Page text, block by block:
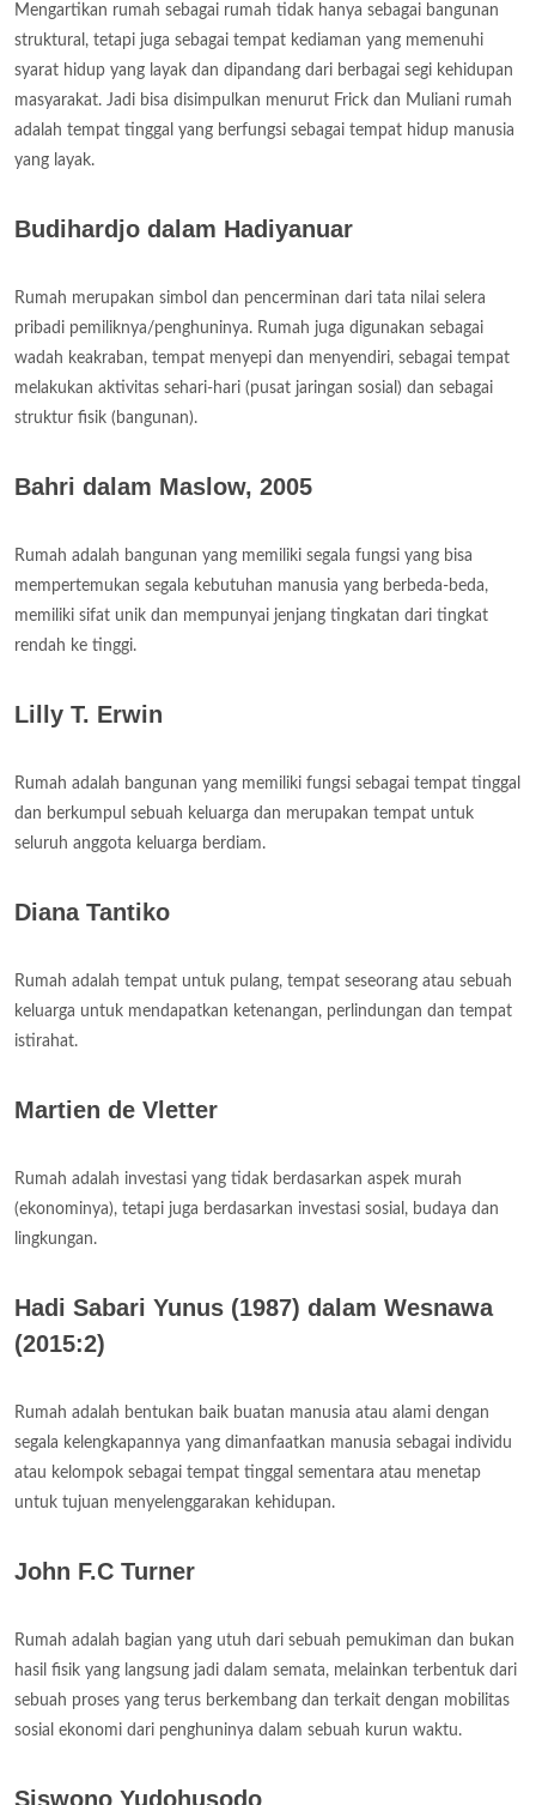
Mengartikan rumah sebagai rumah tidak hanya sebagai bangunan
struktural, tetapi juga sebagai tempat kediaman yang memenuhi
syarat hidup yang layak dan dipandang dari berbagai segi kehidupan
masyarakat. Jadi bisa disimpulkan menurut Frick dan Muliani rumah
adalah tempat tinggal yang berfungsi sebagai tempat hidup manusia
yang layak.
Budihardjo dalam Hadiyanuar
Rumah merupakan simbol dan pencerminan dari tata nilai selera
pribadi pemiliknya/penghuninya. Rumah juga digunakan sebagai
wadah keakraban, tempat menyepi dan menyendiri, sebagai tempat
melakukan aktivitas sehari-hari (pusat jaringan sosial) dan sebagai
struktur fisik (bangunan).
Bahri dalam Maslow, 2005
Rumah adalah bangunan yang memiliki segala fungsi yang bisa
mempertemukan segala kebutuhan manusia yang berbeda-beda,
memiliki sifat unik dan mempunyai jenjang tingkatan dari tingkat
rendah ke tinggi.
Lilly T. Erwin
Rumah adalah bangunan yang memiliki fungsi sebagai tempat tinggal
dan berkumpul sebuah keluarga dan merupakan tempat untuk
seluruh anggota keluarga berdiam.
Diana Tantiko
Rumah adalah tempat untuk pulang, tempat seseorang atau sebuah
keluarga untuk mendapatkan ketenangan, perlindungan dan tempat
istirahat.
Martien de Vletter
Rumah adalah investasi yang tidak berdasarkan aspek murah
(ekonominya), tetapi juga berdasarkan investasi sosial, budaya dan
lingkungan.
Hadi Sabari Yunus (1987) dalam Wesnawa
(2015:2)
Rumah adalah bentukan baik buatan manusia atau alami dengan
segala kelengkapannya yang dimanfaatkan manusia sebagai individu
atau kelompok sebagai tempat tinggal sementara atau menetap
untuk tujuan menyelenggarakan kehidupan.
John F.C Turner
Rumah adalah bagian yang utuh dari sebuah pemukiman dan bukan
hasil fisik yang langsung jadi dalam semata, melainkan terbentuk dari
sebuah proses yang terus berkembang dan terkait dengan mobilitas
sosial ekonomi dari penghuninya dalam sebuah kurun waktu.
Siswono Yudohusodo